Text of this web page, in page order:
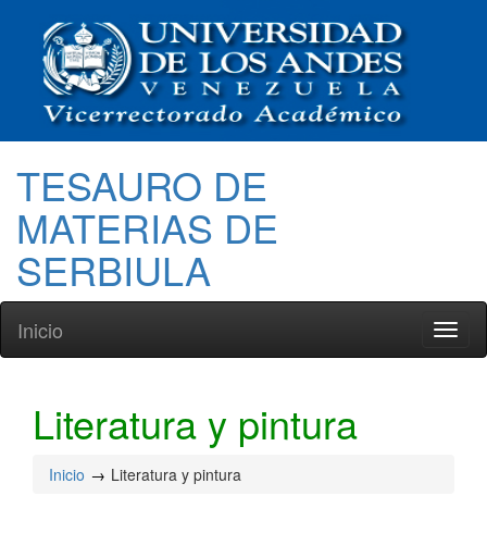
TESAURO DE
MATERIAS DE
SERBIULA
Inicio
Literatura y pintura
Inicio Literatura y pintura